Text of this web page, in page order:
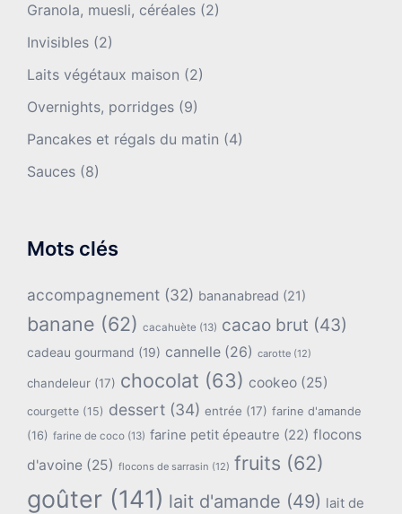
Granola, muesli, céréales (2)
Invisibles (2)
Laits végétaux maison (2)
Overnights, porridges (9)
Pancakes et régals du matin (4)
Sauces (8)
Mots clés
accompagnement (32) bananabread (21)
banane (62) cacahuète (13) cacao brut (43)
cadeau gourmand (19) cannelle (26) carotte (12)
chandeleur (17) chocolat (63) cookeo (25)
courgette (15) dessert (34) entrée (17) farine d'amande
(16) farine de coco (13) farine petit épeautre (22) flocons
d'avoine (25) flocons de sarrasin (12) fruits (62)
goûter (141) lait d'amande (49) lait de